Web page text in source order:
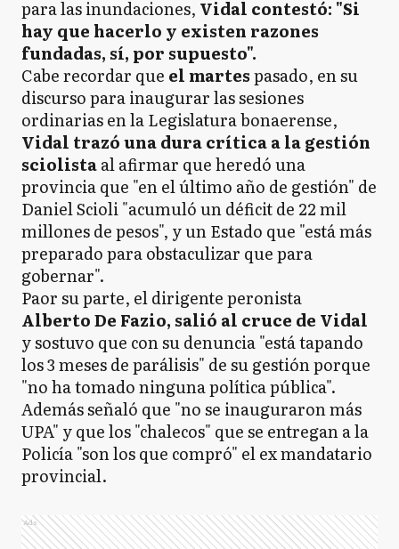
para las inundaciones, Vidal contestó: "Si
hay que hacerlo y existen razones
fundadas, sí, por supuesto".
Cabe recordar que el martespasado, en su
discurso para inaugurar las sesiones
ordinarias en la Legislatura bonaerense,
Vidal trazó una dura crítica a la gestión
sciolistaal afirmar que heredó una
provincia que "en el último año de gestión" de
Daniel Scioli "acumuló un déficit de 22 mil
millones de pesos", y un Estado que "está más
preparado para obstaculizar que para
gobernar".
Paor su parte, el dirigente peronista
Alberto De Fazio, salió al cruce de Vidal
y sostuvo que con su denuncia "está tapando
los 3 meses de parálisis" de su gestión porque
"no ha tomado ninguna política pública".
Además señaló que "no se inauguraron más
UPA" y que los "chalecos" que se entregan a la
Policía "son los que compró" el ex mandatario
provincial.
Ads